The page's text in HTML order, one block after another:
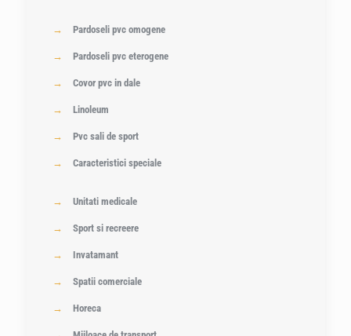
→ Pardoseli pvc omogene
→ Pardoseli pvc eterogene
→ Covor pvc in dale
→ Linoleum
→ Pvc sali de sport
→ Caracteristici speciale
→ Unitati medicale
→ Sport si recreere
→ Invatamant
→ Spatii comerciale
→ Horeca